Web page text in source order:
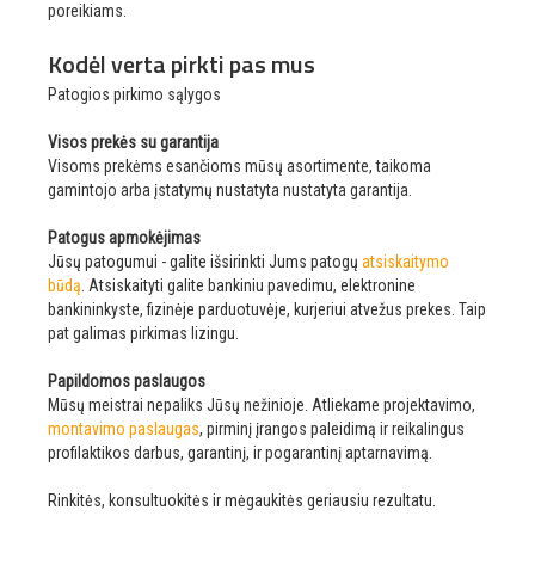
poreikiams.
Kodėl verta pirkti pas mus
Patogios pirkimo sąlygos
Visos prekės su garantija
Visoms prekėms esančioms mūsų asortimente, taikoma
gamintojo arba įstatymų nustatyta nustatyta garantija.
Patogus apmokėjimas
Jūsų patogumui - galite išsirinkti Jums patogų atsiskaitymo
būdą. Atsiskaityti galite bankiniu pavedimu, elektronine
bankininkyste, fizinėje parduotuvėje, kurjeriui atvežus prekes. Taip
pat galimas pirkimas lizingu.
Papildomos paslaugos
Mūsų meistrai nepaliks Jūsų nežinioje. Atliekame projektavimo,
montavimo paslaugas, pirminį įrangos paleidimą ir reikalingus
profilaktikos darbus, garantinį, ir pogarantinį aptarnavimą.
Rinkitės, konsultuokitės ir mėgaukitės geriausiu rezultatu.